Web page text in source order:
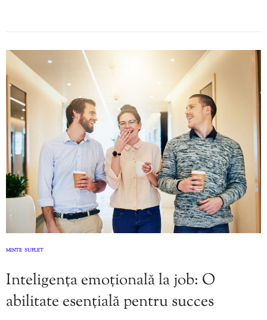
MINTE SUFLET
Inteligența emoțională la job: O
abilitate esențială pentru succes